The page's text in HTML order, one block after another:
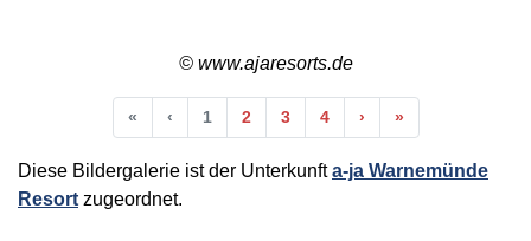
© www.ajaresorts.de
«Anfang
‹Vorherige
1 2 3 4 ›Nächste
»Ende
Diese Bildergalerie ist der Unterkunfta-ja Warnemünde
Resort zugeordnet.